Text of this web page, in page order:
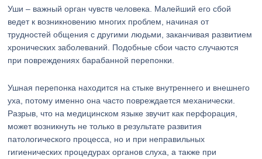
Уши – важный орган чувств человека. Малейший его сбой
ведет к возникновению многих проблем, начиная от
трудностей общения с другими людьми, заканчивая развитием
хронических заболеваний. Подобные сбои часто случаются
при повреждениях барабанной перепонки.
Ушная перепонка находится на стыке внутреннего и внешнего
уха, потому именно она часто повреждается механически.
Разрыв, что на медицинском языке звучит как перфорация,
может возникнуть не только в результате развития
патологического процесса, но и при неправильных
гигиенических процедурах органов слуха, а также при